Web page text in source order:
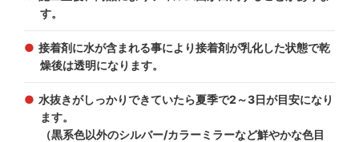
す。
接着剤に水が含まれる事により接着剤が乳化した状態で乾
燥後は透明になります。
水抜きがしっかりできていたら夏季で2～3日が目安になり
ます。
（黒系色以外のシルバー/カラーミラーなど鮮やかな色目